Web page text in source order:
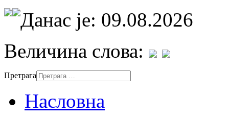
Данас је: 09.08.2026
Величина слова:
Претрага
Насловна